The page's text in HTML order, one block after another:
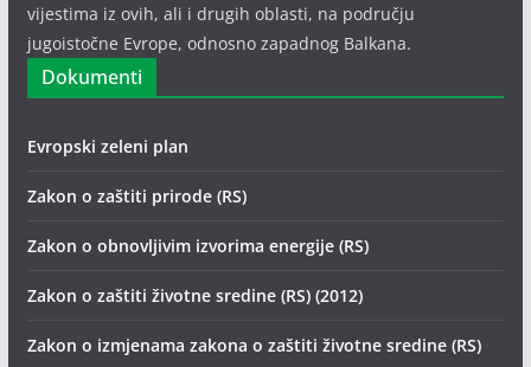
vijestima iz ovih, ali i drugih oblasti, na području
jugoistočne Evrope, odnosno zapadnog Balkana.
Dokumenti
Evropski zeleni plan
Zakon o zaštiti prirode (RS)
Zakon o obnovljivim izvorima energije (RS)
Zakon o zaštiti životne sredine (RS) (2012)
Zakon o izmjenama zakona o zaštiti životne sredine (RS)